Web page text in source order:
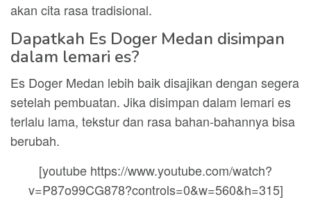
akan cita rasa tradisional.
Dapatkah Es Doger Medan disimpan
dalam lemari es?
Es Doger Medan lebih baik disajikan dengan segera
setelah pembuatan. Jika disimpan dalam lemari es
terlalu lama, tekstur dan rasa bahan-bahannya bisa
berubah.
[youtube https://www.youtube.com/watch?
v=P87o99CG878?controls=0&w=560&h=315]